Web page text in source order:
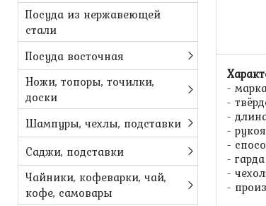
Посуда из нержавеющей
стали
Посуда восточная
Ножи, топоры, точилки,
доски
Шампуры, чехлы, подставки
Саджи, подставки
Чайники, кофеварки, чай,
кофе, самовары
-
-
-
-
-
-
-
-